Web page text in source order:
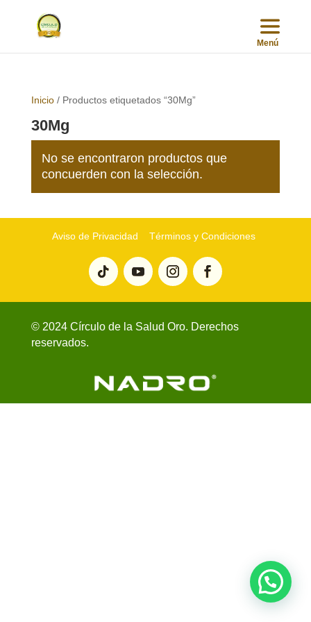
Inicio/ Productos etiquetados “30Mg”
30Mg
No se encontraron productos que
concuerden con la selección.
Aviso de Privacidad Términos y Condiciones
© 2024 Círculo de la Salud Oro. Derechos
reservados.